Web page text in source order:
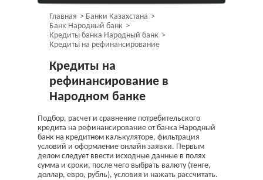
Главная
Банки Казахстана
Банк Народный банк
Кредиты банка Народный банк
Кредиты на рефинансирование
Кредиты на
рефинансирование в
Народном банке
Подбор, расчет и сравнение потребительского
кредита на рефинансирование от банка Народный
банк на кредитном калькуляторе, фильтрация
условий и оформление онлайн заявки. Первым
делом следует ввести исходные данные в полях
сумма и сроки, после чего выбрать валюту (тенге,
доллар, евро, рубль), условия и нажать рассчитать.